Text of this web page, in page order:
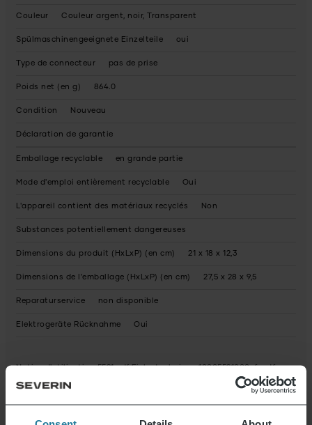
Couleur Couleur argent, noir, Transparent
Spülmaschinengeeignete Einzelteile oui
Type de connecteur pas de prise
Poids net (en g) 864.0
Condition Nouveau
Déclaration de garantie
Emballage recyclable en grande partie
Mode d'emploi entièrement recyclable Oui
L'appareil contient des matériaux recyclés Non
Substances potentiellement dangereuses
Dimensions du produit (HxLxP) (en cm) 21 x 18 x 12,3
Dimensions de l'emballage (HxLxP) (en cm) 27,5 x 28 x 9,5
Reparaturservice non disponible
Elektrogeräte Rücknahme Oui
Notice d'utilisation 5591.pdfFiche technique 10005591000_fr.pdf
Déclaration de garantie 5591_ZB_im_GuaranteeBook.pdf